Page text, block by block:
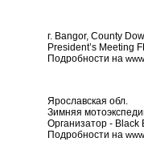
г. Bangor, County
President’s Meeting
Подробности на
Ярославская обл.
Зимняя
Организатор - Black
Подробности на